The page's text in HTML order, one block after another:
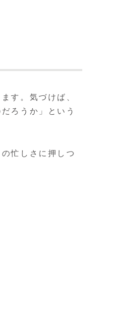
す。気づけば、
ろうか」という
忙しさに押しつ